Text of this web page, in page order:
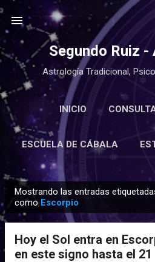
Ir al contenido
Segundo Ruiz
Astrología Tradicional,
INICIO
ESCUELA DE CÁBALA
n
Mostrando las entradas
como Escorpio
Hoy el Sol entra en
en este signo hasta el